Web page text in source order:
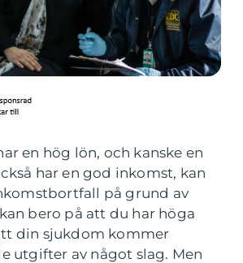
en hög lön, och kanske en
har en god inkomst, kan
på grund av
bero på att du har höga
din sjukdom kommer
utgifter av något slag. Men